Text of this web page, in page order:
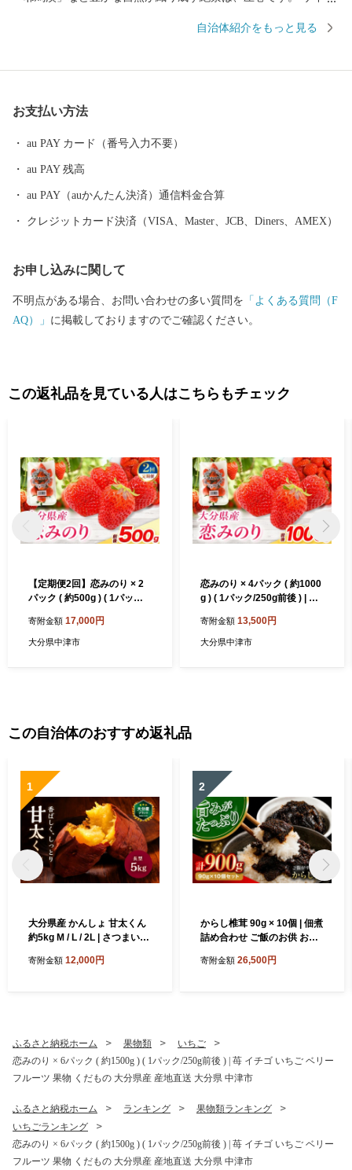
す。 もちろん、市内には温泉スポットも点在しており、‘おんせん
自治体紹介をもっと見る
お支払い方法
au PAY カード（番号入力不要）
au PAY 残高
au PAY（auかんたん決済）通信料金合算
クレジットカード決済（VISA、Master、JCB、Diners、AMEX）
お申し込みに関して
不明点がある場合、お問い合わせの多い質問を 「よくある質問（F
AQ）」 に掲載しておりますのでご確認ください。
この返礼品を見ている人はこちらもチェック
【定期便2回】恋みのり × 2
パック ( 約500g ) ( 1パック/2
ベリー フルーツ 果物 くだも
の 大分県産 産地直送 定期 定
寄附金額 17,000円
大分県中津市
恋みのり × 4パック ( 約1000
g ) ( 1パック/250g前後 ) | 苺
ツ 果物 くだもの 大分県産 産
地直送 大分県 中津市
寄附金額 13,500円
大分県中津市
この自治体のおすすめ返礼品
1
大分県産 かんしょ 甘太くん
約5kg M / L / 2L | さつまいも
紅はるか べにはるか 焼き芋
寄附金額 12,000円
2
からし椎茸 90g × 10個 | 佃煮
詰め合わせ ご飯のお供 おか
茸 シイタケ 辛子 からし カラ
寄附金額 26,500円
ふるさと納税ホーム 果物類
いちご
恋みのり × 6パック ( 約1500g ) ( 1パック/250g前後 ) | 苺 イチゴ いちご ベリー
フルーツ 果物 くだもの 大分県産 産地直送 大分県 中津市
ふるさと納税ホーム ランキング
果物類ランキング
いちごランキング
恋みのり × 6パック ( 約1500g ) ( 1パック/250g前後 ) | 苺 イチゴ いちご ベリー
フルーツ 果物 くだもの 大分県産 産地直送 大分県 中津市